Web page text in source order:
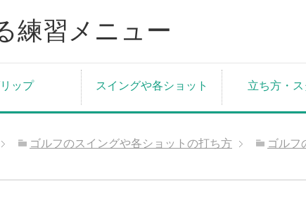
ップ スイングや各ショット 立ち方・ス
ゴルフのスイングや各ショットの打ち方 ゴルフ